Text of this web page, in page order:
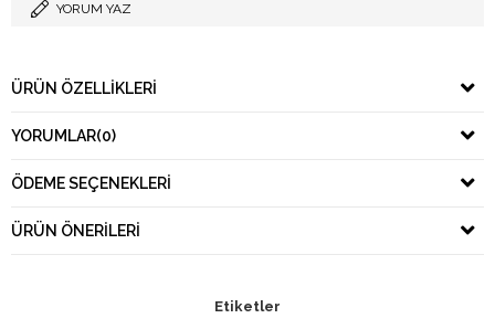
YORUM YAZ
ÜRÜN ÖZELLIKLERI
YORUMLAR(0)
ÖDEME SEÇENEKLERI
ÜRÜN ÖNERILERI
Etiketler